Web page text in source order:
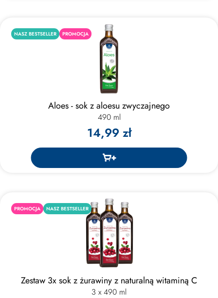
NASZ BESTSELLER PROMOCJA
Aloes - sok z aloesu zwyczajnego
490 ml
14,99 zł
PROMOCJA NASZ BESTSELLER
Zestaw 3x sok z żurawiny z naturalną witaminą C
3 x 490 ml